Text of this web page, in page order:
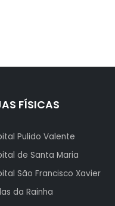
FÍSICAS
Pulido Valente
de Santa Maria
São Francisco Xavier
da Rainha